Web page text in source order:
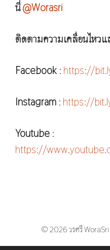
นี่@Worasri
ติดตามความเคลื่อนไหวแ
Facebook : https://
Instagram : https://
Youtube :
https://
© 2026 วรศรี WoraSri